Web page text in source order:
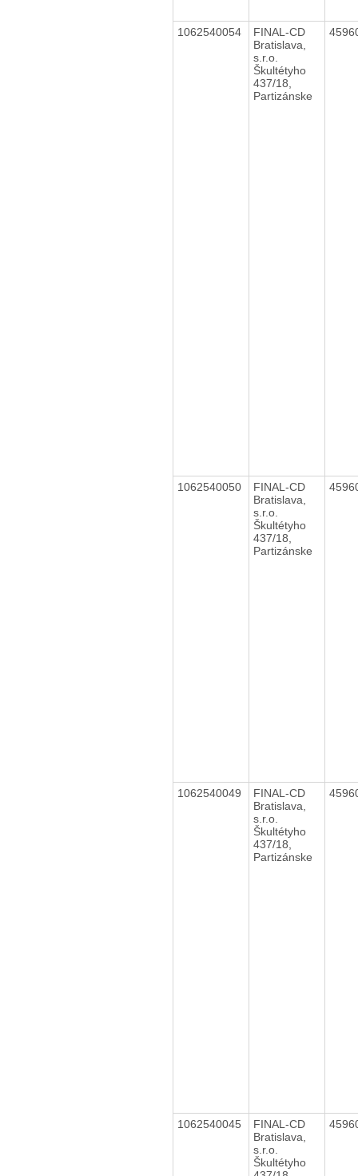
1062540054
FINAL-CD
Bratislava,
s.r.o.
Škultétyho
437/18,
Partizánske
1062540050
FINAL-CD
Bratislava,
s.r.o.
Škultétyho
437/18,
Partizánske
1062540049
FINAL-CD
Bratislava,
s.r.o.
Škultétyho
437/18,
Partizánske
1062540045
FINAL-CD
Bratislava,
s.r.o.
Škultétyho